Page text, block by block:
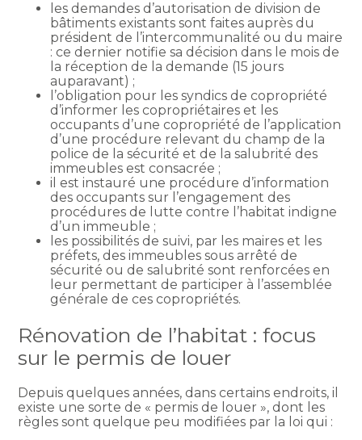
les demandes d’autorisation de division de
bâtiments existants sont faites auprès du
président de l’intercommunalité ou du maire
: ce dernier notifie sa décision dans le mois de
la réception de la demande (15 jours
auparavant) ;
l’obligation pour les syndics de copropriété
d’informer les copropriétaires et les
occupants d’une copropriété de l’application
d’une procédure relevant du champ de la
police de la sécurité et de la salubrité des
immeubles est consacrée ;
il est instauré une procédure d’information
des occupants sur l’engagement des
procédures de lutte contre l’habitat indigne
d’un immeuble ;
les possibilités de suivi, par les maires et les
préfets, des immeubles sous arrêté de
sécurité ou de salubrité sont renforcées en
leur permettant de participer à l’assemblée
générale de ces copropriétés.
Rénovation de l’habitat : focus
sur le permis de louer
Depuis quelques années, dans certains endroits, il
existe une sorte de « permis de louer », dont les
règles sont quelque peu modifiées par la loi qui :